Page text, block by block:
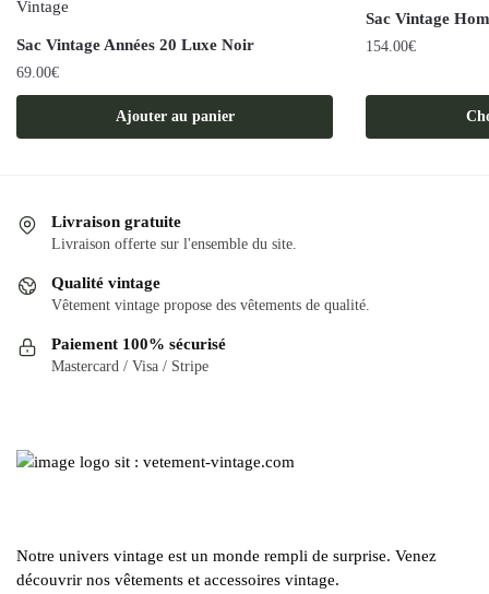
Sac Vintage Années 20 Luxe Noir
69.00€
Ajouter au panier
Sac Vintage
154.00€
a
Livraison gratuite
Livraison offerte sur l'ensemble du site.
Qualité vintage
Vêtement vintage propose des vêtements de qualité.
Paiement 100% sécurisé
Mastercard / Visa / Stripe
Notre univers vintage est un monde rempli de surprise. Venez
découvrir nos vêtements et accessoires vintage.